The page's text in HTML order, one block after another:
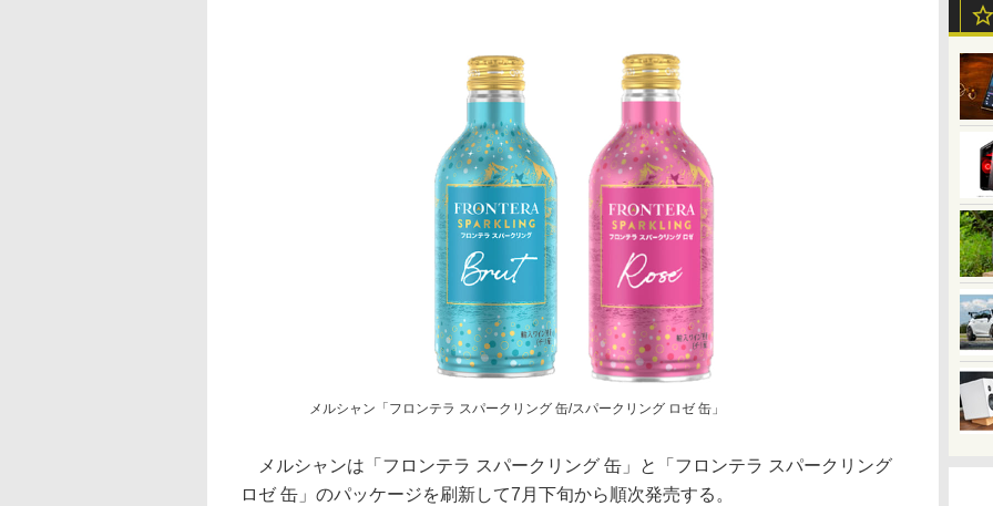
メルシャン「フロンテラ スパークリング 缶/スパークリング ロゼ 缶」
メルシャンは「フロンテラ スパークリング 缶」と「フロンテラ スパークリング
ロゼ 缶」のパッケージを刷新して7月下旬から順次発売する。